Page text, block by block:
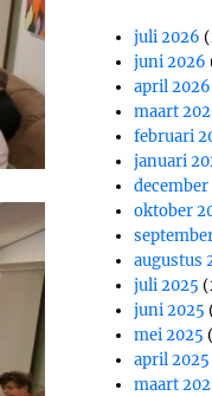
juli 2026
juni 2026
april 2026
maart
februari
januari
december
oktober
augustus
juli 2025
juni 2025
mei 2025
april 2025
maart